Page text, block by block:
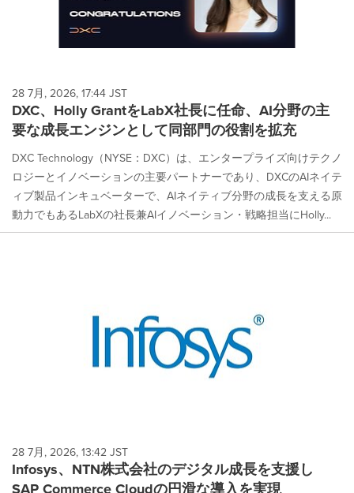
28 7月, 2026, 17:44 JST
DXC、Holly GrantをLabX社長に任命、AI分野の主
要な成長エンジンとして同部門の役割を拡充
DXC Technology（NYSE：DXC）は、エンタープライズ向けテクノ
ロジーとイノベーションの主要パートナーであり、DXCのAIネイテ
ィブ製品インキュベーターで、AIネイティブ分野の成長を支える原
動力でもあるLabXの社長兼AIイノベーション・戦略担当にHolly...
28 7月, 2026, 13:42 JST
Infosys、NTN株式会社のデジタル成長を支援し